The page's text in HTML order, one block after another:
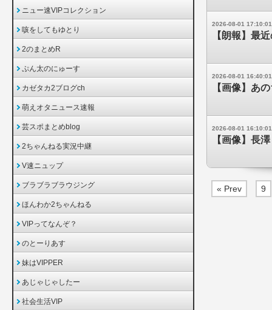
2026-08-01 17:10:01
【朗報】最
2026-08-01 16:40:01
【画像】あ
2026-08-01 16:10:01
【画像】長
« Prev 9
ニュー速VIPコレクション
咳をしてもゆとり
2のまとめR
ぷん太のにゅーす
カゼタカ2ブログch
萌えオタニュース速報
芸スポまとめblog
2ちゃんねる実況中継
V速ニュップ
ブラブラブラウジング
ほんわか2ちゃんねる
VIPってなんぞ？
のとーりあす
妹はVIPPER
あじゃじゃしたー
社会生活VIP